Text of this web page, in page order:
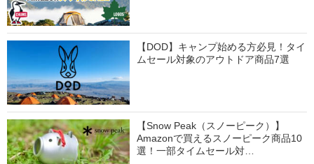
【DOD】キャンプ始める方必見！タイ
ムセール対象のアウトドア商品7選
【Snow Peak（スノーピーク）】
Amazonで買えるスノーピーク商品10
選！一部タイムセール対…